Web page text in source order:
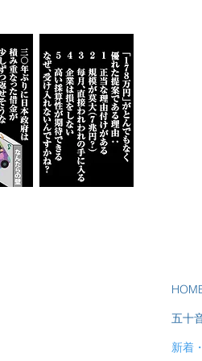
五十
新着